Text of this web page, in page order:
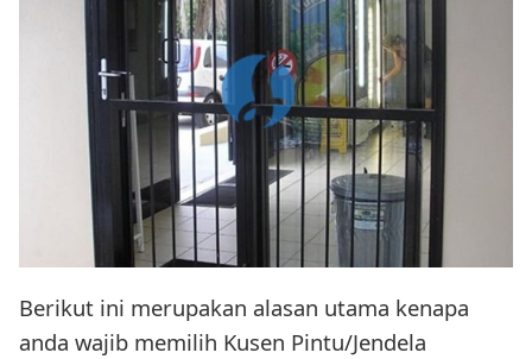
Berikut ini merupakan alasan utama kenapa
anda wajib memilih Kusen Pintu/Jendela